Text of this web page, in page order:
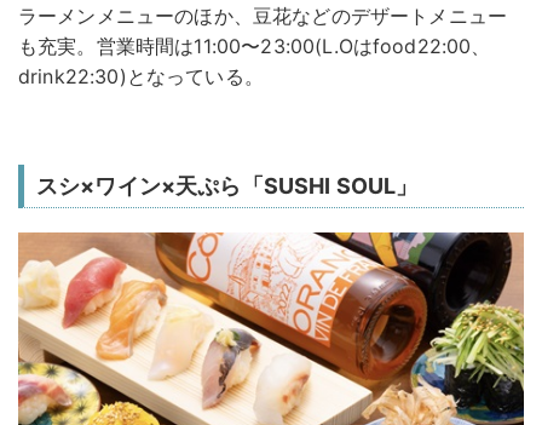
ラーメンメニューのほか、豆花などのデザートメニュー
も充実。営業時間は11:00〜23:00(L.Oはfood22:00、
drink22:30)となっている。
スシ×ワイン×天ぷら「SUSHI SOUL」